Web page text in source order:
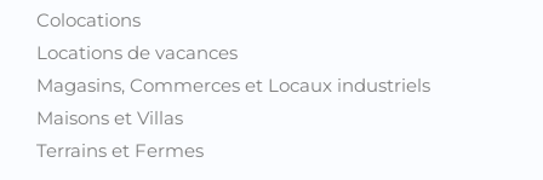
Colocations
Locations de vacances
Magasins, Commerces et Locaux industriels
Maisons et Villas
Terrains et Fermes